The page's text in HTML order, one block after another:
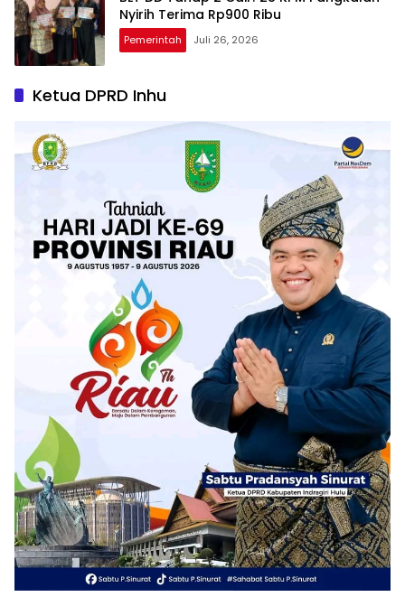
Nyirih Terima Rp900 Ribu
Pemerintah Juli 26, 2026
Ketua DPRD Inhu